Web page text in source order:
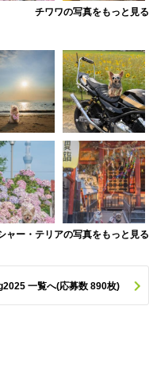
チワワの写真をもっと見る
ャー・テリアの写真をもっと見る
一覧へ(応募数 890枚)